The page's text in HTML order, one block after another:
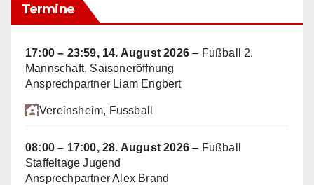
Termine
17:00 – 23:59, 14. August 2026 – Fußball 2.
Mannschaft, Saisoneröffnung
Ansprechpartner Liam Engbert
Vereinsheim, Fussball
08:00 – 17:00,28. August 2026 – Fußball
Staffeltage Jugend
Ansprechpartner Alex Brand